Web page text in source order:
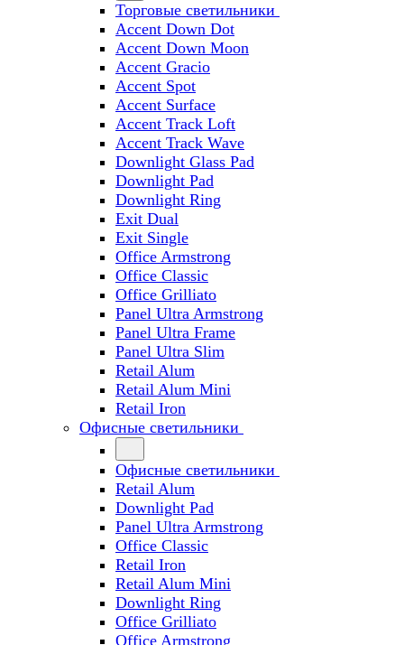
Торговые светильники
Accent Down Dot
Accent Down Moon
Accent Gracio
Accent Spot
Accent Surface
Accent Track Loft
Accent Track Wave
Downlight Glass Pad
Downlight Pad
Downlight Ring
Exit Dual
Exit Single
Office Armstrong
Office Classic
Office Grilliato
Panel Ultra Armstrong
Panel Ultra Frame
Panel Ultra Slim
Retail Alum
Retail Alum Mini
Retail Iron
Офисные светильники
Офисные светильники
Retail Alum
Downlight Pad
Panel Ultra Armstrong
Office Classic
Retail Iron
Retail Alum Mini
Downlight Ring
Office Grilliato
Office Armstrong